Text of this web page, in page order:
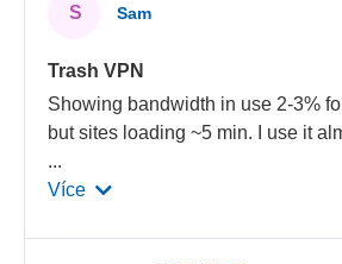
S Sam
Trash VPN
Showing bandwidth in use 2-3%
but sites loading ~5 min. I use it
...
Více